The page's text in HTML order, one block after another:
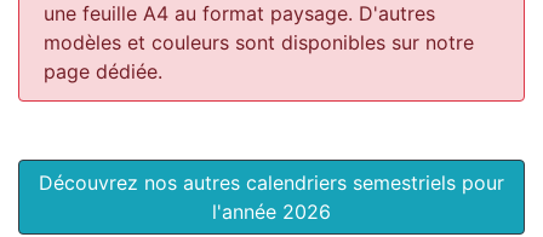
une feuille A4 au format paysage. D'autres
modèles et couleurs sont disponibles sur notre
page dédiée.
Découvrez nos autres calendriers semestriels pour
l'année 2026